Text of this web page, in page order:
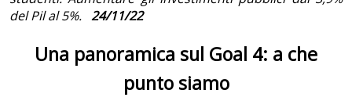
del Pil al 5%. 24/11/22
Una panoramica sul Goal 4: a che
punto siamo